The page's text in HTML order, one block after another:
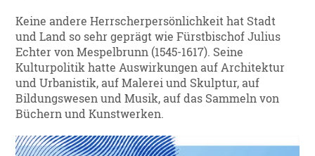
Keine andere Herrscherpersönlichkeit hat Stadt
und Land so sehr geprägt wie Fürstbischof Julius
Echter von Mespelbrunn (1545-1617). Seine
Kulturpolitik hatte Auswirkungen auf Architektur
und Urbanistik, auf Malerei und Skulptur, auf
Bildungswesen und Musik, auf das Sammeln von
Büchern und Kunstwerken.